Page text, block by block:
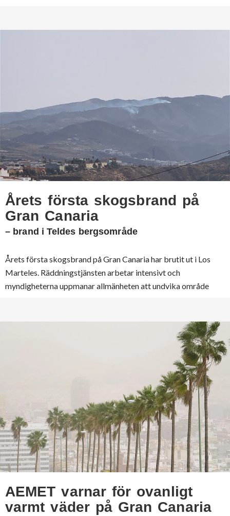
Årets första skogsbrand på
Gran Canaria
– brand i Teldes bergsområde
Årets första skogsbrand på Gran Canaria har brutit ut i Los
Marteles. Räddningstjänsten arbetar intensivt och
myndigheterna uppmanar allmänheten att undvika område
AEMET varnar för ovanligt
varmt väder på Gran Canaria